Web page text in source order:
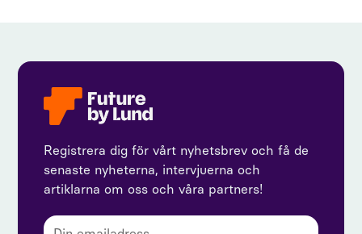
Registrera dig för vårt nyhetsbrev och få de
senaste nyheterna, intervjuerna och
artiklarna om oss och våra partners!